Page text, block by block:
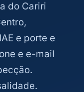
do Cariri
e porte e
e e-mail